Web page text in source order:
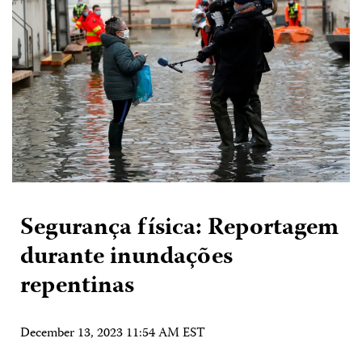
Segurança física: Reportagem
durante inundações
repentinas
December 13, 2023 11:54 AM EST